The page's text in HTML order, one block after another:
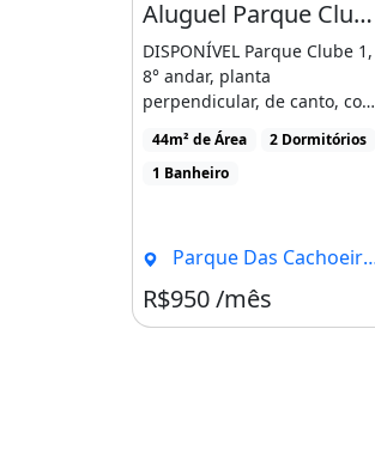
7
- Estação de ginástica
- Piscinas kids (2)
- Piscinas adulto (2)
10
Aluguel Parque Clube 1
DISPONÍVEL Parque Clube 1,
8° andar, planta
perpendicular, de canto, com
armários na cozinha e [...]
44m² de Área
2 Dormitórios
1 Banheiro
Parque Das Cachoeiras, Brasília - DF
R$950 /mês